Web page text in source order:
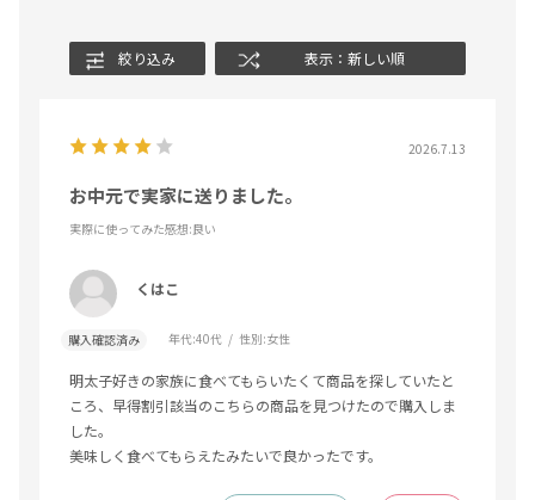
絞り込み 表示：新しい順
2026.7.13
お中元で実家に送りました。
実際に使ってみた感想:良い
くはこ
購入確認済み 年代:40代 性別:女性
明太子好きの家族に食べてもらいたくて商品を探していたと
ころ、早得割引該当のこちらの商品を見つけたので購入しま
した。
美味しく食べてもらえたみたいで良かったです。